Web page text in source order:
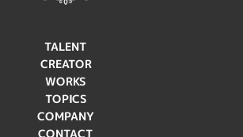
TALENT
CREATOR
WORKS
TOPICS
COMPANY
CONTACT